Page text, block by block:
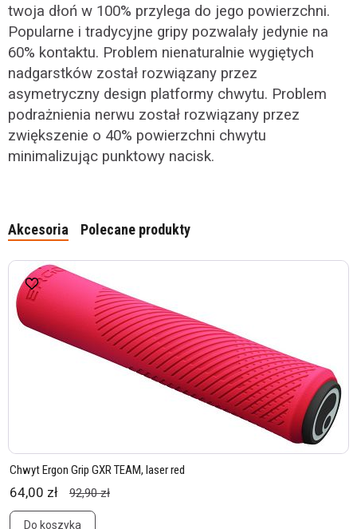
twoja dłoń w 100% przylega do jego powierzchni.
Popularne i tradycyjne gripy pozwalały jedynie na
60% kontaktu. Problem nienaturalnie wygiętych
nadgarstków został rozwiązany przez
asymetryczny design platformy chwytu. Problem
podrażnienia nerwu został rozwiązany przez
zwiększenie o 40% powierzchni chwytu
minimalizując punktowy nacisk.
Akcesoria Polecane produkty
Chwyt Ergon Grip GXR TEAM, laser red
64,00 zł 92,90 zł
Do koszyka